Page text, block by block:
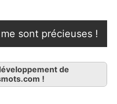
sont précieuses !
de
!